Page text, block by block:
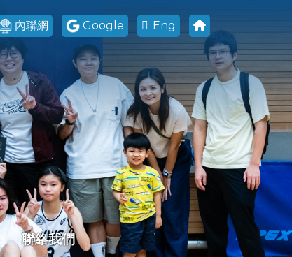
內聯網 Google Eng
聯絡我們